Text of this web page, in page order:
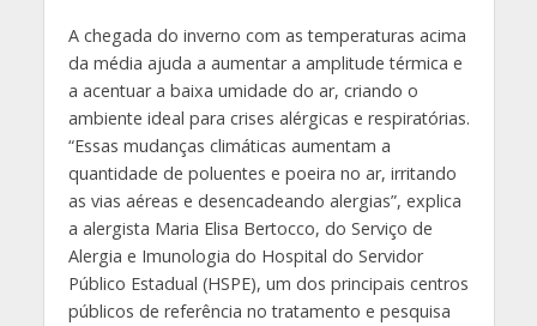
A chegada do inverno com as temperaturas acima
da média ajuda a aumentar a amplitude térmica e
a acentuar a baixa umidade do ar, criando o
ambiente ideal para crises alérgicas e respiratórias.
“Essas mudanças climáticas aumentam a
quantidade de poluentes e poeira no ar, irritando
as vias aéreas e desencadeando alergias”, explica
a alergista Maria Elisa Bertocco, do Serviço de
Alergia e Imunologia do Hospital do Servidor
Público Estadual (HSPE), um dos principais centros
públicos de referência no tratamento e pesquisa